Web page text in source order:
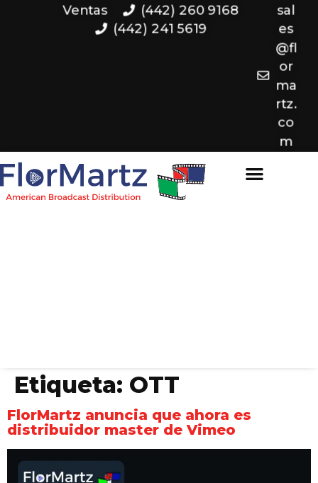
Ventas
(442) 260 9168
(442) 241 5619
sal
es
@fl
or
ma
rtz.
co
m
Etiqueta: OTT
FlorMartz anuncia que ahora es
distribuidor master de Vimeo